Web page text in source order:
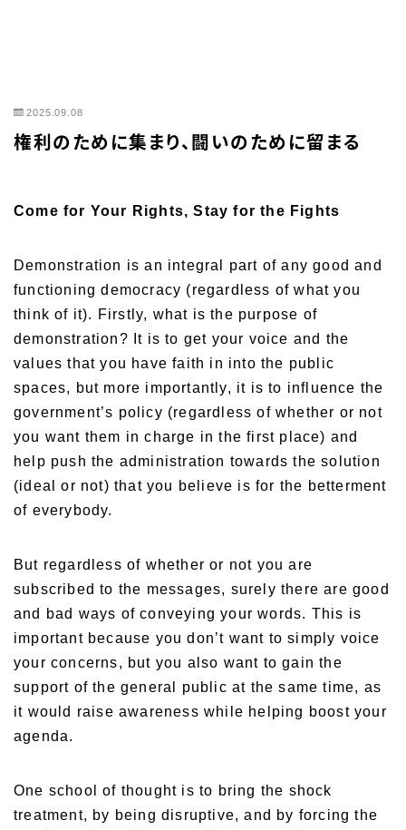
2025.09.08
権利のために集まり、闘いのために留まる
Come for Your Rights, Stay for the Fights
Demonstration is an integral part of any good and
functioning democracy (regardless of what you
think of it). Firstly, what is the purpose of
demonstration? It is to get your voice and the
values that you have faith in into the public
spaces, but more importantly, it is to influence the
government’s policy (regardless of whether or not
you want them in charge in the first place) and
help push the administration towards the solution
(ideal or not) that you believe is for the betterment
of everybody.
But regardless of whether or not you are
subscribed to the messages, surely there are good
and bad ways of conveying your words. This is
important because you don’t want to simply voice
your concerns, but you also want to gain the
support of the general public at the same time, as
it would raise awareness while helping boost your
agenda.
One school of thought is to bring the shock
treatment, by being disruptive, and by forcing the